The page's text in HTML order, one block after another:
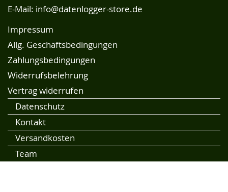
E-Mail: info@datenlogger-store.de
Impressum
Allg. Geschäftsbedingungen
Zahlungsbedingungen
Widerrufsbelehrung
Vertrag widerrufen
Datenschutz
Kontakt
Versandkosten
Team